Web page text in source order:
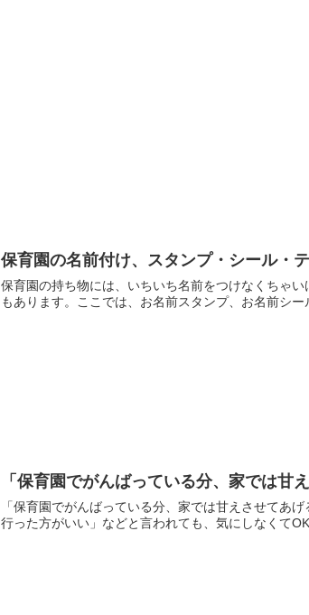
保育園の名前付け、スタンプ・シール・
保育園の持ち物には、いちいち名前をつけなくちゃ
もあります。ここでは、お名前スタンプ、お名前シ
「保育園でがんばっている分、家では甘
「保育園でがんばっている分、家では甘えさせてあ
行った方がいい」などと言われても、気にしなくて